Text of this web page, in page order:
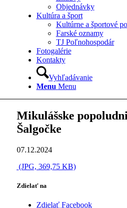
Objednávky
Kultúra a šport
Kultúrne a športové
Farské oznamy
TJ Poľnohospodár
Fotogalérie
Kontakty
Vyhľadávanie
Menu Menu
Mikulášske
Šalgočke
07.12.2024
(JPG, 369,75 KB)
Zdielať na
Zdielať Facebook